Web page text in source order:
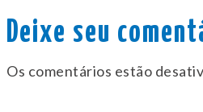
Deixe seu
Os comentários estão